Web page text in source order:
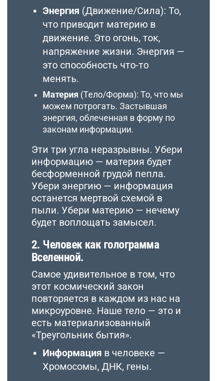
Энергия (Движение/Сила): То,
что приводит материю в
движение. Это огонь, ток,
напряжение жизни. Энергия —
это способность что-то
менять.
Материя (Тело/Форма): То, что мы
можем потрогать. Застывшая
энергия, облеченная в форму по
законам информации.
Эти три угла неразрывны. Убери
информацию — материя будет
бесформенной грудой пепла.
Убери энергию — информация
останется мертвой схемой в
пыли. Убери материю — нечему
будет воплощать замысел.
2. Человек как голограмма
Вселенной.
Самое удивительное в том, что
этот космический закон
повторяется в каждом из нас на
микроуровне. Наше тело — это и
есть материализованный
«Треугольник бытия».
Информация в человеке —
Хромосомы, ДНК, гены.